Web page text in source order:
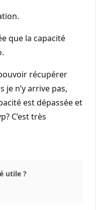
que la capacité
récupérer
je n’y arrive pas,
est dépassée et
C’est très
utile ?